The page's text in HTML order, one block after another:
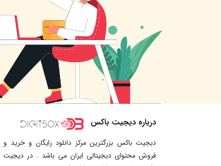
درباره دیجیت باکس
دیجیت باکس بزرگترین مرکز دانلود رایگان و خرید و
فروش محتوای دیجیتالی ایران می باشد . در دیجیت